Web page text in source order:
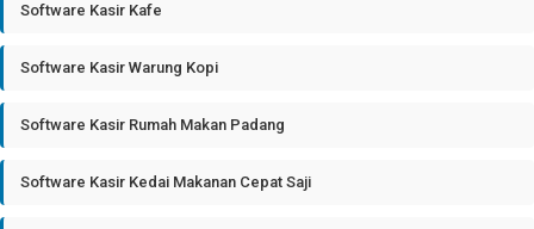
Software Kasir Kafe
Software Kasir Warung Kopi
Software Kasir Rumah Makan Padang
Software Kasir Kedai Makanan Cepat Saji